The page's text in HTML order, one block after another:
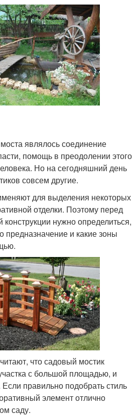
являлось соединение
помощь в преодолении этого
Но на сегодняшний день
совсем другие.
для выделения некоторых
отделки. Поэтому перед
нужно определиться,
предназначение и какие зоны
что садовый мостик
с большой площадью, и
правильно подобрать стиль
элемент отлично
саду.